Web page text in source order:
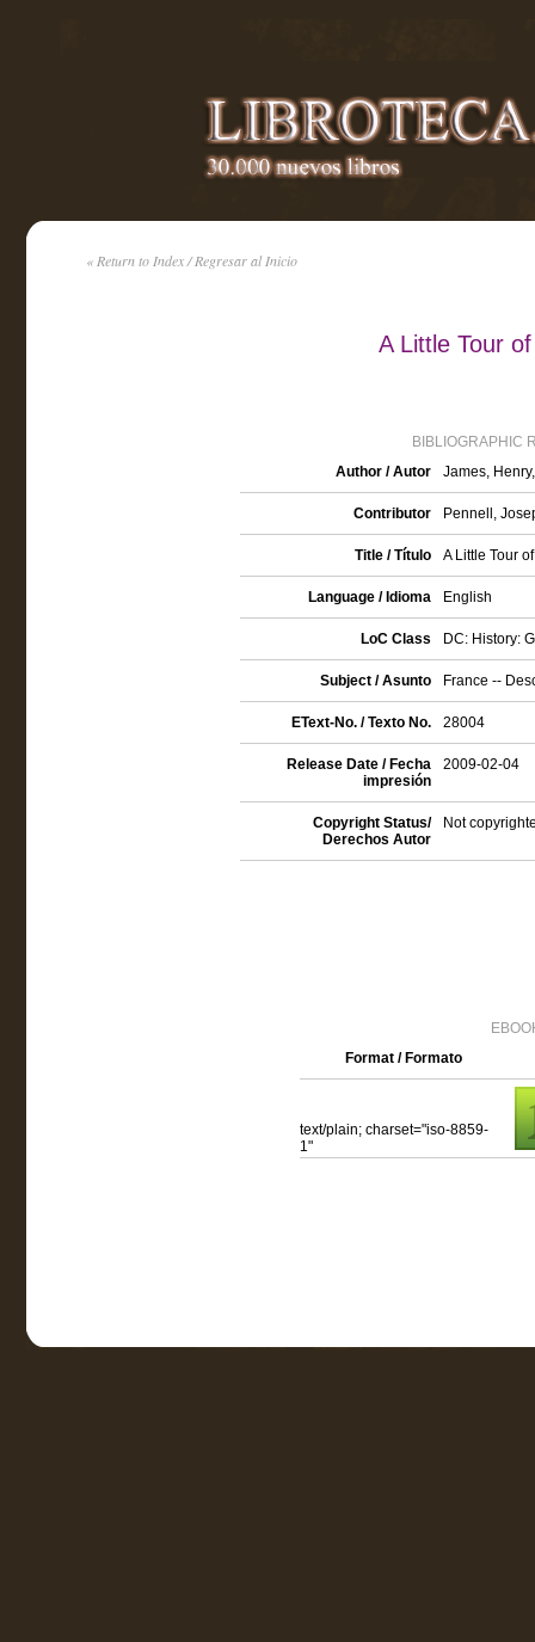
« Return to Index / Regresar al Inicio
A Little Tour
BIBLIOGRAPHIC
Author / Autor
James,
Contributor Pennell,
Title / Título A Little Tour
Language / Idioma English
LoC Class DC: History:
Subject / Asunto France --
EText-No. / Texto No. 28004
Release Date / Fecha
impresión
2009-02-04
Copyright Status/
Derechos Autor
Not
Format / Formato
text/plain; charset="iso-8859-
1"